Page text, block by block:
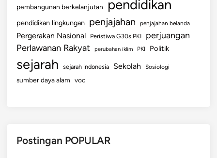
pembangunan berkelanjutan pendidikan
pendidikan lingkungan penjajahan penjajahan belanda
Pergerakan Nasional Peristiwa G30s PKI perjuangan
Perlawanan Rakyat perubahan iklim PKI Politik
sejarah sejarah indonesia Sekolah Sosiologi
sumber daya alam voc
Postingan POPULAR